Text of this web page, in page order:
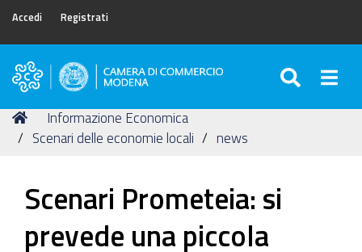
Accedi Registrati
Camera
Commercio
di
Tu
sei
Home
Informazione Economica
Scenari delle economie locali
news
Scenari Prometeia: si
prevede una piccola